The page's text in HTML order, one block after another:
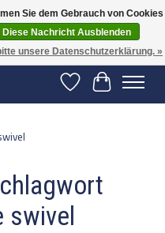
binnen 2-5 werkdagen
Wunschzettel
Ihr
swivel
Sie dem Gebrauch von Cookies
Diese Nachricht Ausblenden
unsere Datenschutzerklärung. »